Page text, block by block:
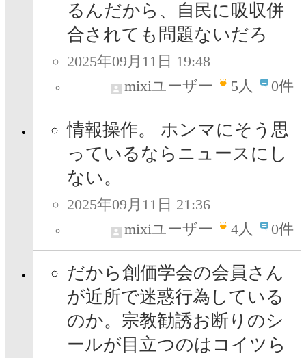
るんだから、自民に吸収併
合されても問題ないだろ
2025年09月11日 19:48
mixiユーザー
5人 0件
情報操作。 ホンマにそう思
っているならニュースにし
ない。
2025年09月11日 21:36
mixiユーザー
4人 0件
だから創価学会の会員さん
が近所で迷惑行為している
のか。宗教勧誘お断りのシ
ールが目立つのはコイツら